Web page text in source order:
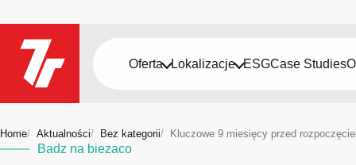
Oferta Lokalizacje ESGCase Studies
Home Aktualności Bez kategorii Kluczowe 9 miesięcy przed
Badz na biezaco